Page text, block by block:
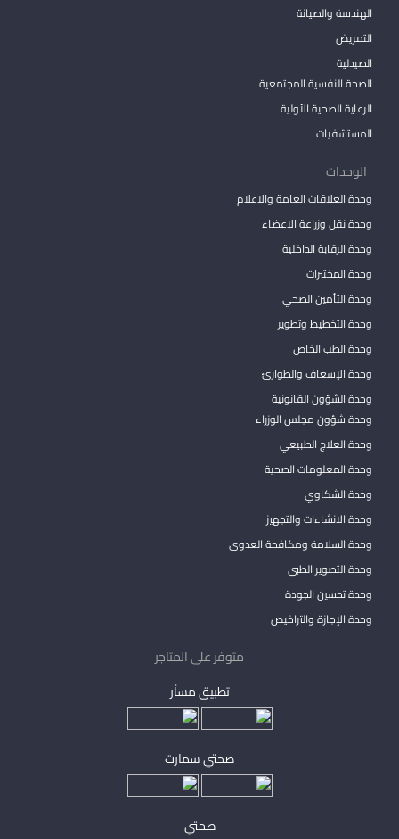
الهندسة والصيانة
التمريض
الصيدلية
الصحة النفسية المجتمعية
الرعاية الصحية الأولية
المستشفيات
الوحدات
وحدة العلاقات العامة والاعلام
وحدة نقل وزراعة الاعضاء
وحدة الرقابة الداخلية
وحدة المختبرات
وحدة التأمين الصحي
وحدة التخطيط وتطوير
وحدة الطب الخاص
وحدة الإسعاف والطوارئ
وحدة الشؤون القانونية
وحدة شؤون مجلس الوزراء
وحدة العلاج الطبيعي
وحدة المعلومات الصحية
وحدة الشكاوي
وحدة الانشاءات والتجهيز
وحدة السلامة ومكافحة العدوى
وحدة التصوير الطبي
وحدة تحسين الجودة
وحدة الإجازة والتراخيص
متوفر على المتاجر
تطبيق مساْر
صحتي سمارت
صحتي